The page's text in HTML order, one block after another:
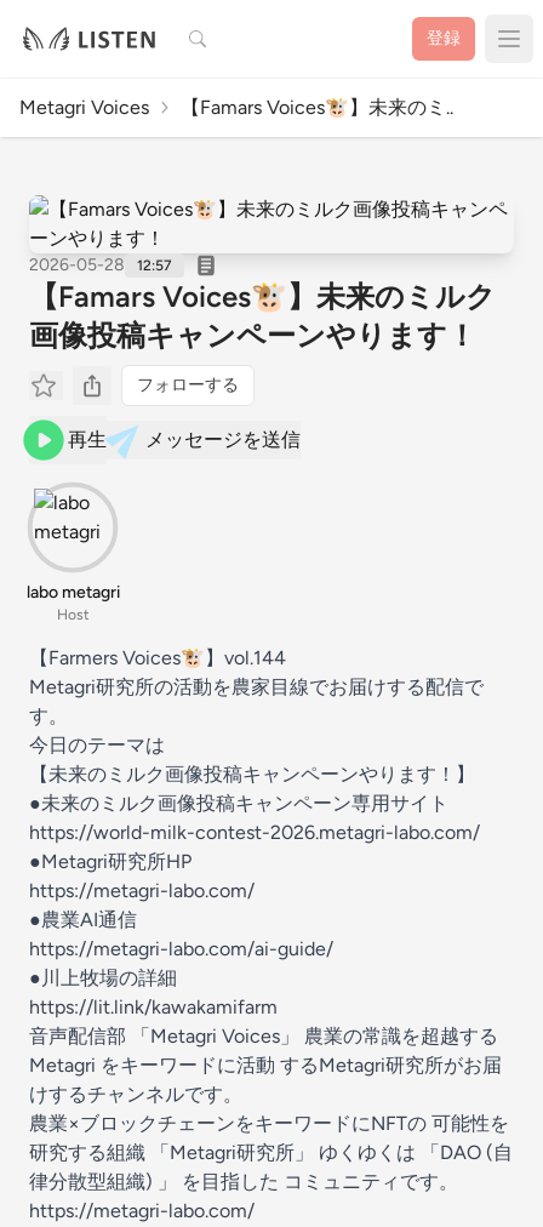
検索 登録
Metagri Voices 【Famars Voices🐮】未来のミ..
2026-05-28 12:57
【Famars Voices🐮】未来のミルク
画像投稿キャンペーンやります！
フォローする
再生 メッセージを送信
labo metagri
Host
【Farmers Voices🐮】vol.144
Metagri研究所の活動を農家目線でお届けする配信で
す。
今日のテーマは
【未来のミルク画像投稿キャンペーンやります！】
●未来のミルク画像投稿キャンペーン専用サイト
https://world-milk-contest-2026.metagri-labo.com/
●Metagri研究所HP
https://metagri-labo.com/
●農業AI通信
https://metagri-labo.com/ai-guide/
●川上牧場の詳細
https://lit.link/kawakamifarm
音声配信部 「Metagri Voices」 農業の常識を超越する
Metagri をキーワードに活動 するMetagri研究所がお届
けするチャンネルです。
農業×ブロックチェーンをキーワードにNFTの 可能性を
研究する組織 「Metagri研究所」 ゆくゆくは 「DAO (自
律分散型組織) 」 を目指した コミュニティです。
https://metagri-labo.com/